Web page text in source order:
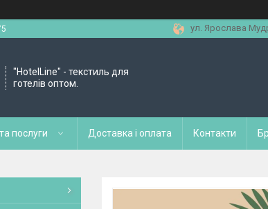
ул. Ярослава
"HotelLine" - текстиль для
готелів оптом.
послуги Доставка і оплата Контакти